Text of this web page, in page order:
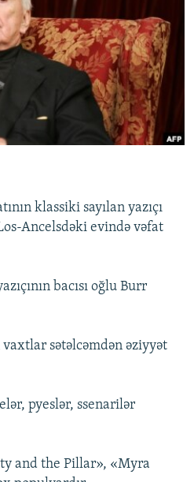
STANDARTLARIMIZ
klassiki sayılan yazıçı
Ancelsdəki evində vəfat
bacısı oğlu Burr
vaxtlar sətəlcəmdən əziyyət
pyeslər, ssenarilər
and the Pillar», «Myra